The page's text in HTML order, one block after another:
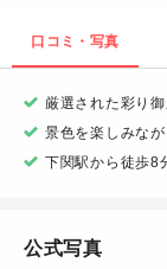
口コミ・写真
厳選された彩り
景色を楽しみな
下関駅から徒歩8
公式写真